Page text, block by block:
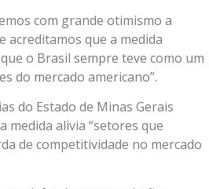
com grande otimismo a
acreditamos que a medida
o Brasil sempre teve como um
do mercado americano”.
do Estado de Minas Gerais
medida alivia “setores que
de competitividade no mercado